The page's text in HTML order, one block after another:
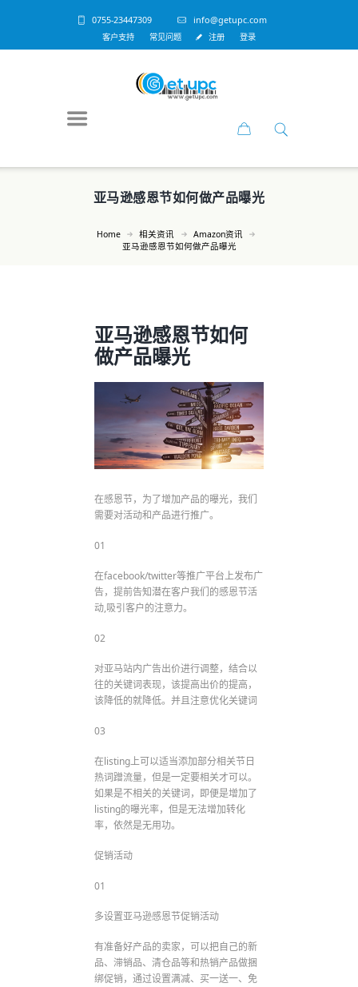
0755-23447309 info@getupc.com
客户支持 常见问题 注册 登录
亚马逊感恩节如何做产品曝光
Home 相关资讯
Amazon资讯
亚马逊感恩节如何做产品曝光
亚马逊感恩节如何
做产品曝光
在感恩节，为了增加产品的曝光，我们
需要对活动和产品进行推广。
01
在facebook/twitter等推广平台上发布广
告，提前告知潜在客户我们的感恩节活
动,吸引客户的注意力。
02
对亚马站内广告出价进行调整，结合以
往的关键词表现，该提高出价的提高，
该降低的就降低。并且注意优化关键词
03
在listing上可以适当添加部分相关节日
热词蹭流量，但是一定要相关才可以。
如果是不相关的关键词，即便是增加了
listing的曝光率，但是无法增加转化
率，依然是无用功。
促销活动
01
多设置亚马逊感恩节促销活动
有准备好产品的卖家，可以把自己的新
品、滞销品、清仓品等和热销产品做捆
绑促销，通过设置满减、买一送一、免